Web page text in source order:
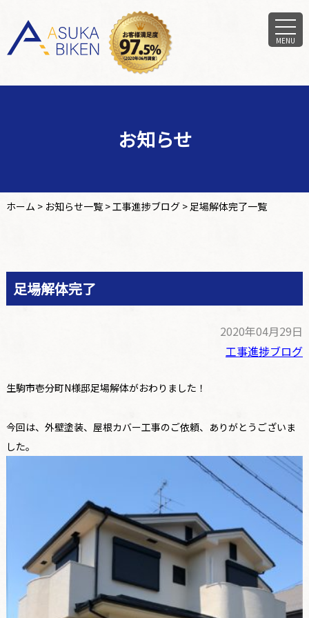
MENU
お知らせ
ホーム > お知らせ一覧> 工事進捗ブログ> 足場解体完了一覧
足場解体完了
2020年04月29日
工事進捗ブログ
生駒市壱分町N様邸足場解体がおわりました！
今回は、外壁塗装、屋根カバー工事のご依頼、ありがとうございま
した。